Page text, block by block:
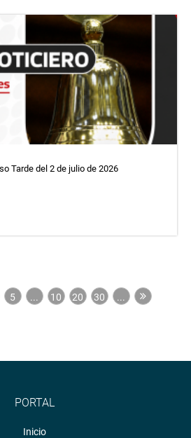
Tarde del 2 de julio de 2026
5 ... 10 20 30 ...
PORTAL
Inicio